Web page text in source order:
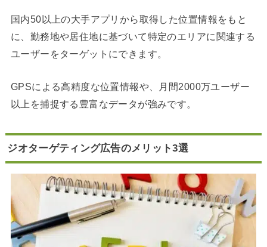
国内50以上の大手アプリから取得した位置情報をもと
に、勤務地や居住地に基づいて特定のエリアに関連する
ユーザーをターゲットにできます。
GPSによる高精度な位置情報や、月間2000万ユーザー
以上を捕捉する豊富なデータが強みです。
ジオターゲティング広告のメリット3選